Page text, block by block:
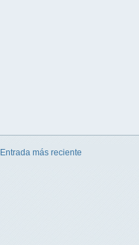
Entrada más reciente